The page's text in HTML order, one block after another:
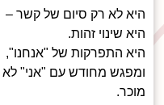
היא לא רק סיום של קשר –
היא שינוי זהות.
היא התפרקות של "אנחנו",
ומפגש מחודש עם "אני" לא
מוכר.